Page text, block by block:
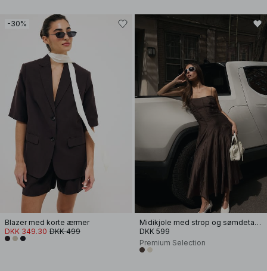
-30%
Blazer med korte ærmer
DKK 349.30 DKK 499
Midikjole med strop og sømdetalje
DKK 599
Premium Selection